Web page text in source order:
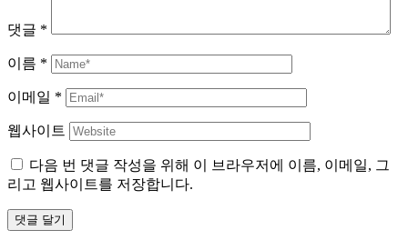
댓글 *
이름 *
이메일 *
웹사이트
다음 번 댓글 작성을 위해 이 브라우저에 이름, 이메일, 그
리고 웹사이트를 저장합니다.
댓글 달기